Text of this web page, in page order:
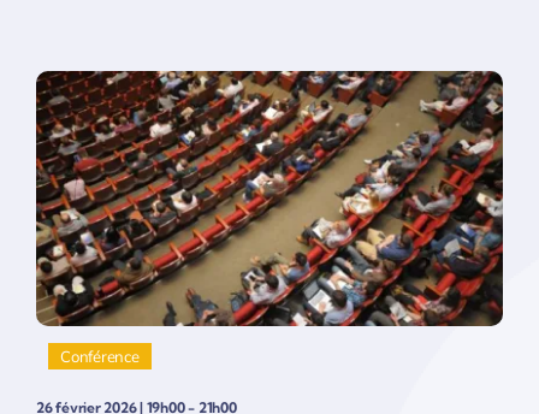
Conférence
26 février 2026 | 19h00 - 21h00